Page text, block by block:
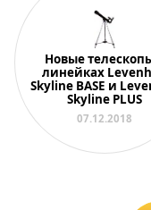
Новые
линейках
Skyline BASE и
Skyline PLUS
07.12.2018